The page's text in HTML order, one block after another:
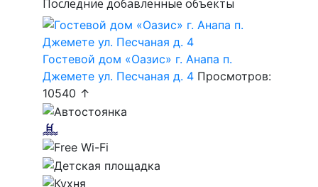
Последние добавленные объекты
Гостевой дом «Оазис» г. Анапа п.
Джемете ул. Песчаная д. 4 Просмотров:
10540 ↑